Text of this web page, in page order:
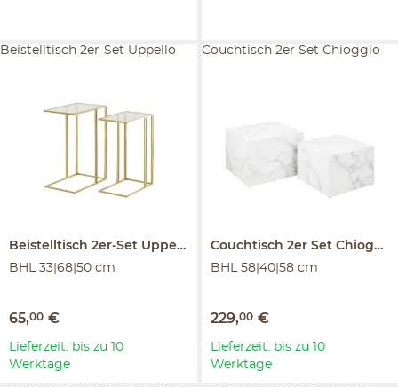
Beistelltisch 2er-Set Uppello
BHL 33|68|50 cm
65,00 €
Beistelltisch 2er-Set Uppello
Lieferzeit: bis zu 10
Werktage
Couchtisch 2er Set Chioggio
BHL 58|40|58 cm
229,00 €
Couchtisch 2er Set Chioggio
Lieferzeit: bis zu 10
Werktage